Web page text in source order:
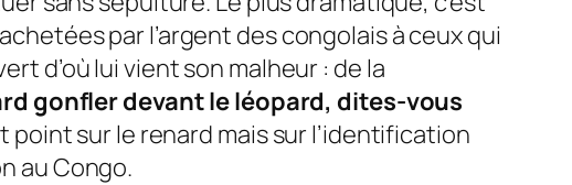
par l’argent des congolais à ceux qui
d’où lui vient son malheur : de la
gonfler devant le léopard, dites-vous
sur le renard mais sur l’identification
au Congo.